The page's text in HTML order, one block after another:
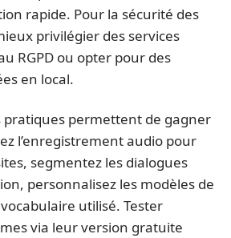
rapide. Pour la sécurité des
privilégier des services
RGPD ou opter pour des
en local.
pratiques permettent de gagner
l’enregistrement audio pour
segmentez les dialogues
personnalisez les modèles de
utilisé. Tester
via leur version gratuite